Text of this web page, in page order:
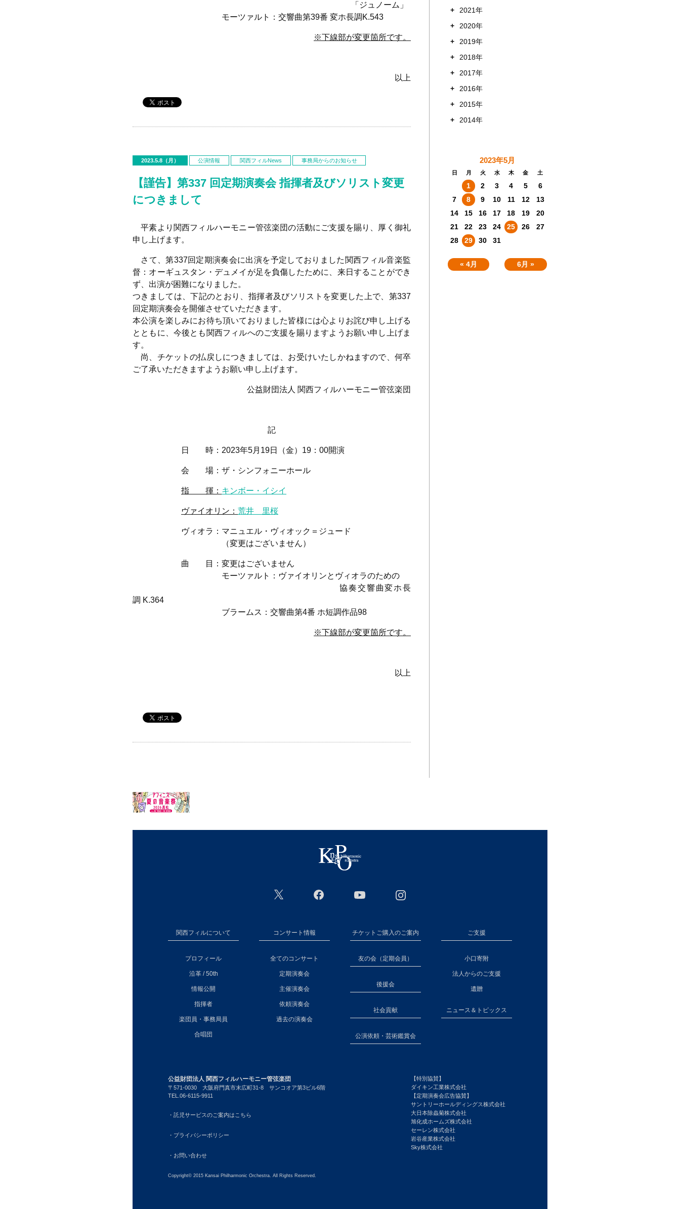
「ジュノーム」
モーツァルト：交響曲第39番 変ホ長調 K.543
※下線部が変更箇所です。
以上
2023.5.8（月） 公演情報 関西フィルNews 事務局からのお知らせ
【謹告】第337 回定期演奏会 指揮者及びソリスト変更
につきまして
平素より関西フィルハーモニー管弦楽団の活動にご支援を賜り、厚く御礼
申し上げます。
さて、第337回定期演奏会に出演を予定しておりました関西フィル音楽監
督：オーギュスタン・デュメイが足を負傷したために、来日することができ
ず、出演が困難になりました。
つきましては、下記のとおり、指揮者及びソリストを変更した上で、第337
回定期演奏会を開催させていただきます。
本公演を楽しみにお待ち頂いておりました皆様には心よりお詫び申し上げる
とともに、今後とも関西フィルへのご支援を賜りますようお願い申し上げま
す。
尚、チケットの払戻しにつきましては、お受けいたしかねますので、何卒
ご了承いただきますようお願い申し上げます。
公益財団法人 関西フィルハーモニー管弦楽団
記
日 時： 2023年5月 19日（金） 19 ： 00開演
会 場：ザ・シンフォニーホール
指 揮： キンボー・イシイ
ヴァイオリン： 荒井 里桜
ヴィオラ：マニュエル・ヴィオック＝ジュード
（変更はございません）
曲 目：変更はございません
モーツァルト：ヴァイオリンとヴィオラのための
協奏交響曲変ホ長
調 K.364
ブラームス：交響曲第4番 ホ短調作品98
※下線部が変更箇所です。
以上
+
2021年
+
2020年
+
2019年
+
2018年
+
2017年
+
2016年
+
2015年
+
2014年
2023年5月
日 月 火 水 木 金 土
« 4月 6月 »
1 2 3 4 5
6
7
8 9 10 11 12
13
14
15 16 17 18 19
20
21
22 23 24 25 26
27
28
29 30 31
関西フィルについて
プロフィール
沿革 / 50th
情報公開
指揮者
楽団員・事務局員
合唱団
コンサート情報
全てのコンサート
定期演奏会
主催演奏会
依頼演奏会
過去の演奏会
チケットご購入のご案内
友の会（定期会員）
後援会
社会貢献
公演依頼・芸術鑑賞会
ご支援
小口寄附
法人からのご支援
遺贈
ニュース＆トピックス
公益財団法人 関西フィルハーモニー管弦楽団
〒571-0030 大阪府門真市末広町31-8 サンコオア第3ビル6階
TEL.06-6115-9911
・託児サービスのご案内はこちら
・プライバシーポリシー
・お問い合わせ
【特別協賛】
ダイキン工業株式会社
【定期演奏会広告協賛】
サントリーホールディングス株式会社
大日本除蟲菊株式会社
旭化成ホームズ株式会社
セーレン株式会社
岩谷産業株式会社
Sky株式会社
Copyright© 2015 Kansai Philharmonic Orchestra. All Rights Reserved.